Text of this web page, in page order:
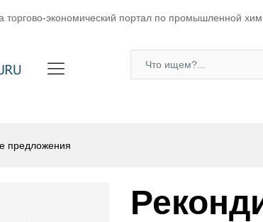
торгово-экономический портал по промышленной
предложения